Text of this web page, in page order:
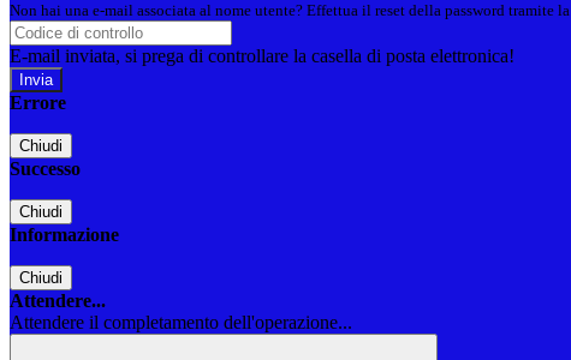
Non hai una e-mail associata al nome utente? Effettua il reset della password tramite la
E-mail inviata, si prega di controllare la casella di posta elettronica!
Errore
Chiudi
Successo
Chiudi
Informazione
Chiudi
Attendere...
Attendere il completamento dell'operazione...